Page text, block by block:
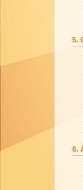
5.
6.